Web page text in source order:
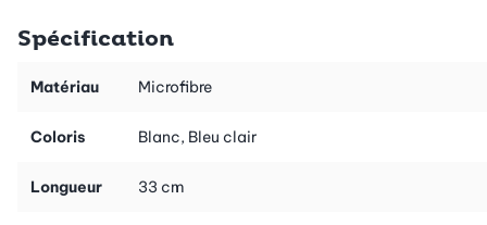
Alors que la vapeur chaude nettoie en profondeur les grandes
surfaces ou les recoins et détruit les bactéries, les pads en
microfibre de haute qualité capturent la saleté, la poussière et
briller vos sols, mais consommez moins d’eau avec le nettoyage
lavables au lieu de chiffons jetables.
Spécification
Matériau Microfibre
Coloris Blanc, Bleu clair
Longueur 33 cm